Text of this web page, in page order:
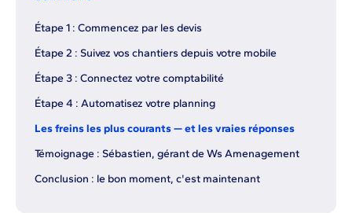
Étape 1 : Commencez par les devis
Étape 2 : Suivez vos chantiers depuis votre mobile
Étape 3 : Connectez votre comptabilité
Étape 4 : Automatisez votre planning
Les freins les plus courants — et les vraies réponses
Témoignage : Sébastien, gérant de Ws Amenagement
Conclusion : le bon moment, c'est maintenant